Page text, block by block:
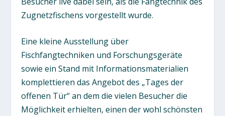
Zugnetzfischens vorgestellt wurde.
Eine kleine Ausstellung über
Fischfangtechniken und Forschungsgeräte
sowie ein Stand mit Informationsmaterialien
komplettieren das Angebot des „Tages der
offenen Tür“ an dem die vielen Besucher die
Möglichkeit erhielten, einen der wohl schönsten